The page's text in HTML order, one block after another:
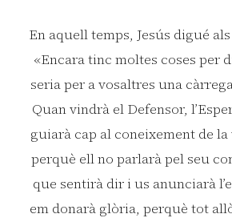
En aquell temps, Jesús digué
«Encara tinc moltes coses per
seria per a vosaltres una
Quan vindrà el Defensor,
guiarà cap al coneixement de
perquè ell no parlarà pel seu
que sentirà dir i us anunciarà
em donarà glòria, perquè tot